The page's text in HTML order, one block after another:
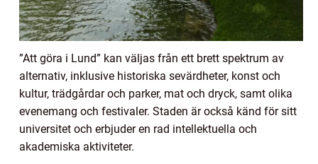
”Att göra i Lund” kan väljas från ett brett spektrum av
alternativ, inklusive historiska sevärdheter, konst och
kultur, trädgårdar och parker, mat och dryck, samt olika
evenemang och festivaler. Staden är också känd för sitt
universitet och erbjuder en rad intellektuella och
akademiska aktiviteter.